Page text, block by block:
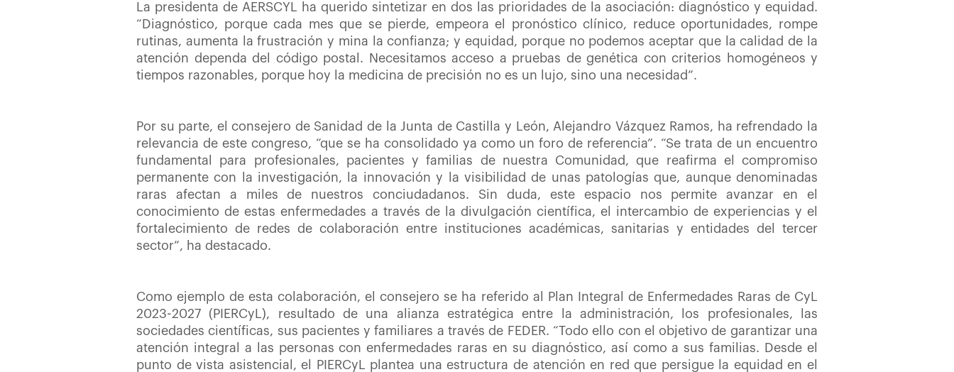
La presidenta de AERSCYL ha querido sintetizar en dos las prioridades de la asociación: diagnóstico y equidad.
“Diagnóstico, porque cada mes que se pierde, empeora el pronóstico clínico, reduce oportunidades, rompe
rutinas, aumenta la frustración y mina la confianza; y equidad, porque no podemos aceptar que la calidad de la
atención dependa del código postal. Necesitamos acceso a pruebas de genética con criterios homogéneos y
tiempos razonables, porque hoy la medicina de precisión no es un lujo, sino una necesidad”.
Por su parte, el consejero de Sanidad de la Junta de Castilla y León, Alejandro Vázquez Ramos, ha refrendado la
relevancia de este congreso, “que se ha consolidado ya como un foro de referencia”. “Se trata de un encuentro
fundamental para profesionales, pacientes y familias de nuestra Comunidad, que reafirma el compromiso
permanente con la investigación, la innovación y la visibilidad de unas patologías que, aunque denominadas
raras afectan a miles de nuestros conciudadanos. Sin duda, este espacio nos permite avanzar en el
conocimiento de estas enfermedades a través de la divulgación científica, el intercambio de experiencias y el
fortalecimiento de redes de colaboración entre instituciones académicas, sanitarias y entidades del tercer
sector”, ha destacado.
Como ejemplo de esta colaboración, el consejero se ha referido al Plan Integral de Enfermedades Raras de CyL
2023-2027 (PIERCyL), resultado de una alianza estratégica entre la administración, los profesionales, las
sociedades científicas, sus pacientes y familiares a través de FEDER. “Todo ello con el objetivo de garantizar una
atención integral a las personas con enfermedades raras en su diagnóstico, así como a sus familias. Desde el
punto de vista asistencial, el PIERCyL plantea una estructura de atención en red que persigue la equidad en el